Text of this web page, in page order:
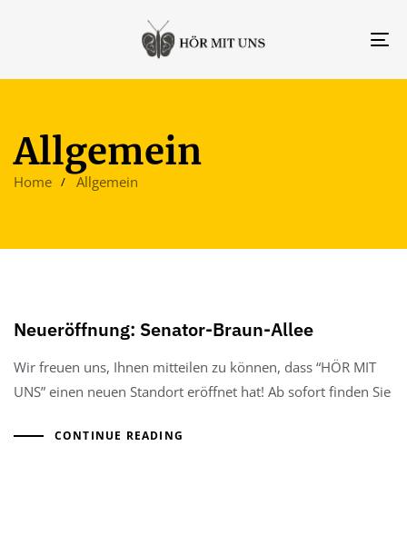
Allgemein
Home Allgemein
Neueröffnung: Senator-Braun-Allee
Wir freuen uns, Ihnen mitteilen zu können, dass “HÖR MIT
UNS” einen neuen Standort eröffnet hat! Ab sofort finden Sie
CONTINUE READING